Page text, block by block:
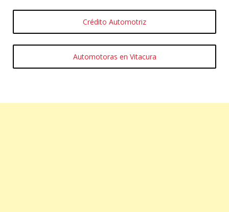
Crédito Automotriz
Automotoras en Vitacura